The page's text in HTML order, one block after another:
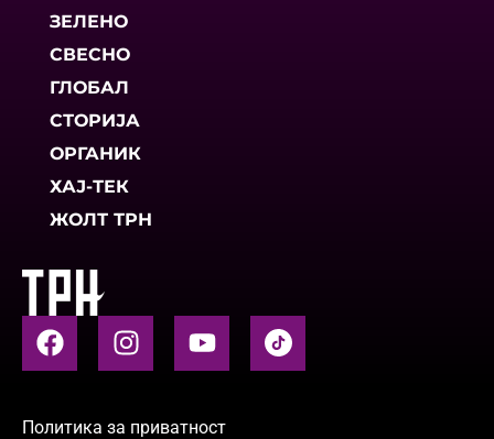
ЗЕЛЕНО
СВЕСНО
ГЛОБАЛ
СТОРИЈА
ОРГАНИК
ХАЈ-ТЕК
ЖОЛТ ТРН
Политика за приватност